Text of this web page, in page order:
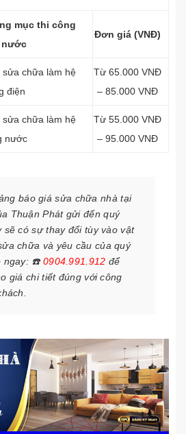
mục thi công
nước
Đơn giá (VNĐ)
sửa chữa làm hệ
điện
Từ 65.000 VNĐ
– 85.000 VNĐ
sửa chữa làm hệ
nước
Từ 55.000 VNĐ
– 95.000 VNĐ
báo giá sửa chữa nhà tại
Thuận Phát gửi đến quý
sẽ có sự thay đổi tùy vào vật
chữa và yêu cầu của quý
ngay: ☎️0904.991.912 để
giá chi tiết đúng với công